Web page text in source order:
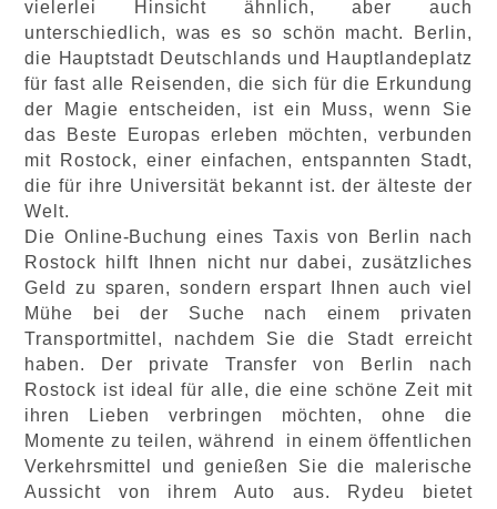
vielerlei Hinsicht ähnlich, aber auch
unterschiedlich, was es so schön macht. Berlin,
die Hauptstadt Deutschlands und Hauptlandeplatz
für fast alle Reisenden, die sich für die Erkundung
der Magie entscheiden, ist ein Muss, wenn Sie
das Beste Europas erleben möchten, verbunden
mit Rostock, einer einfachen, entspannten Stadt,
die für ihre Universität bekannt ist. der älteste der
Welt.
Die Online-Buchung eines Taxis von Berlin nach
Rostock hilft Ihnen nicht nur dabei, zusätzliches
Geld zu sparen, sondern erspart Ihnen auch viel
Mühe bei der Suche nach einem privaten
Transportmittel, nachdem Sie die Stadt erreicht
haben. Der private Transfer von Berlin nach
Rostock ist ideal für alle, die eine schöne Zeit mit
ihren Lieben verbringen möchten, ohne die
Momente zu teilen, während in einem öffentlichen
Verkehrsmittel und genießen Sie die malerische
Aussicht von ihrem Auto aus. Rydeu bietet